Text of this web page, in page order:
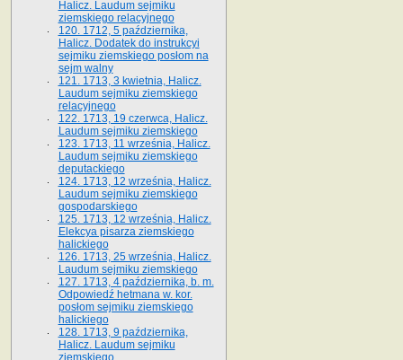
Halicz. Laudum sejmiku
ziemskiego relacyjnego
120. 1712, 5 października,
Halicz. Dodatek do instrukcyi
sejmiku ziemskiego posłom na
sejm walny
121. 1713, 3 kwietnia, Halicz.
Laudum sejmiku ziemskiego
relacyjnego
122. 1713, 19 czerwca, Halicz.
Laudum sejmiku ziemskiego
123. 1713, 11 września, Halicz.
Laudum sejmiku ziemskiego
deputackiego
124. 1713, 12 września, Halicz.
Laudum sejmiku ziemskiego
gospodarskiego
125. 1713, 12 września, Halicz.
Elekcya pisarza ziemskiego
halickiego
126. 1713, 25 września, Halicz.
Laudum sejmiku ziemskiego
127. 1713, 4 października, b. m.
Odpowiedź hetmana w. kor.
posłom sejmiku ziemskiego
halickiego
128. 1713, 9 października,
Halicz. Laudum sejmiku
ziemskiego